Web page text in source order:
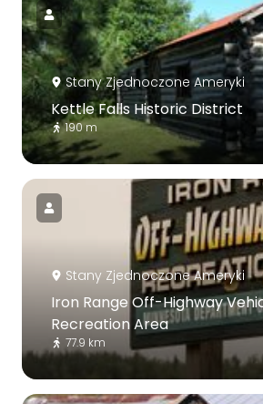
Stany Zjednoczone Ameryki
Kettle Falls Historic District
190 m
Stany Zjednoczone Ameryki
Iron Range Off-Highway
Recreation Area
77.9 km